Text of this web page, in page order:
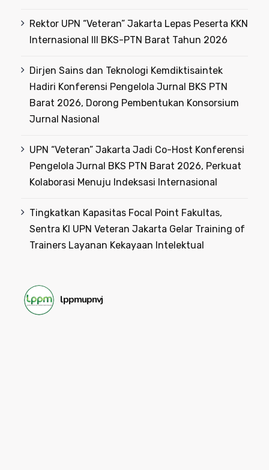
Rektor UPN “Veteran” Jakarta Lepas Peserta KKN
Internasional III BKS-PTN Barat Tahun 2026
Dirjen Sains dan Teknologi Kemdiktisaintek
Hadiri Konferensi Pengelola Jurnal BKS PTN
Barat 2026, Dorong Pembentukan Konsorsium
Jurnal Nasional
UPN “Veteran” Jakarta Jadi Co-Host Konferensi
Pengelola Jurnal BKS PTN Barat 2026, Perkuat
Kolaborasi Menuju Indeksasi Internasional
Tingkatkan Kapasitas Focal Point Fakultas,
Sentra KI UPN Veteran Jakarta Gelar Training of
Trainers Layanan Kekayaan Intelektual
lppmupnvj